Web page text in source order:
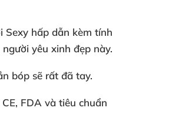
Sexy hấp dẫn kèm tính
yêu xinh đẹp này.
bóp sẽ rất đã tay.
, FDA và tiêu chuẩn